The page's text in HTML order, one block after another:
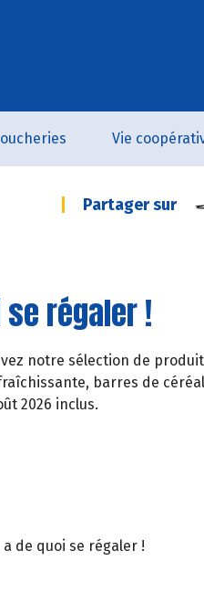
Vie
Partager sur
régaler !
notre sélection de
barres de
2026 inclus.
de quoi se régaler !